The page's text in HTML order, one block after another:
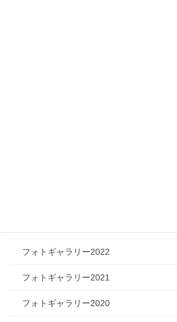
フォトギャラリー2022
フォトギャラリー2021
フォトギャラリー2020